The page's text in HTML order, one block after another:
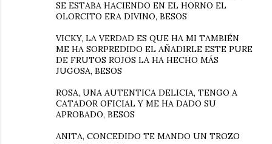
SE ESTABA HACIENDO EN EL HORNO EL
OLORCITO ERA DIVINO, BESOS
VICKY, LA VERDAD ES QUE HA MI TAMBIÉN
ME HA SORPREDIDO EL AÑADIRLE ESTE PURE
DE FRUTOS ROJOS LA HA HECHO MÁS
JUGOSA, BESOS
ROSA, UNA AUTENTICA DELICIA, TENGO A
CATADOR OFICIAL Y ME HA DADO SU
APROBADO, BESOS
ANITA, CONCEDIDO TE MANDO UN TROZO